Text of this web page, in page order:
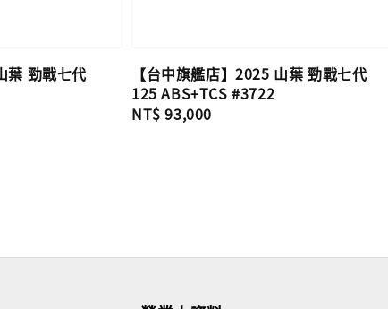
葉 勁戰七代
【台中旗艦店】2025 山葉 勁戰七代
125 ABS+TCS #3722
Regular
NT$ 93,000